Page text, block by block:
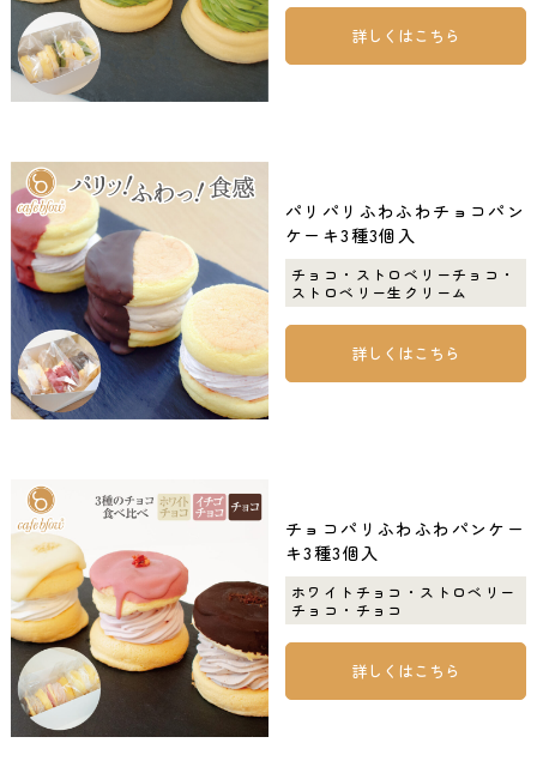
詳しくはこちら
パリパリふわふわチョコパン
ケーキ3種3個入
チョコ・ストロベリーチョコ・
ストロベリー生クリーム
詳しくはこちら
チョコパリふわふわパンケー
キ3種3個入
ホワイトチョコ・ストロベリー
チョコ・チョコ
詳しくはこちら